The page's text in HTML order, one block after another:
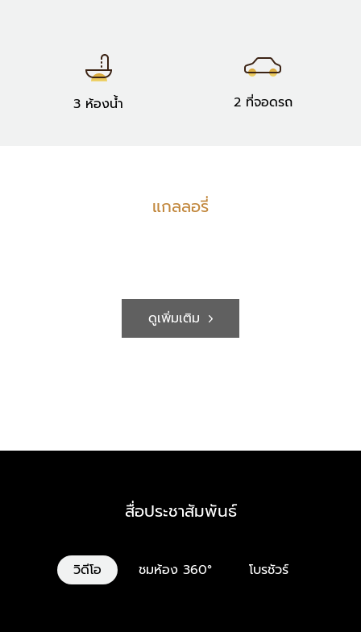
3 ห้องน้ำ 2 ที่จอดรถ
แกลลอรี่
ดูเพิ่มเติม
สื่อประชาสัมพันธ์
วิดีโอ ชมห้อง 360° โบรชัวร์